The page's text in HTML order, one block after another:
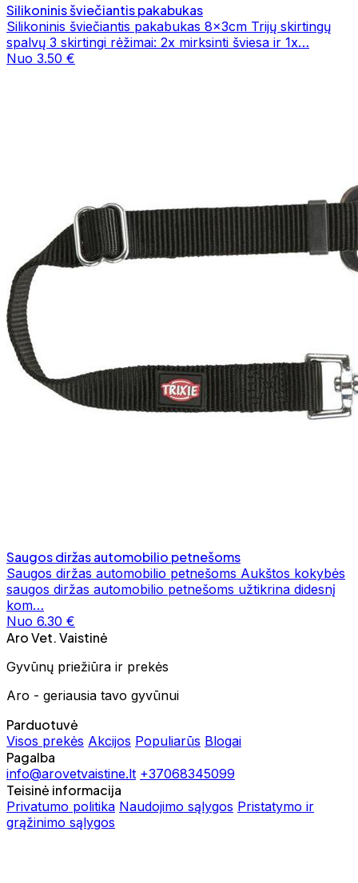
Silikoninis šviečiantis pakabukas
Silikoninis šviečiantis pakabukas 8x3cm Trijų skirtingų
spalvų 3 skirtingi rėžimai: 2x mirksinti šviesa ir 1x…
Nuo 3.50 €
Saugos diržas automobilio petnešoms
Saugos diržas automobilio petnešoms Aukštos kokybės
saugos diržas automobilio petnešoms užtikrina didesnį
kom…
Nuo 6.30 €
Aro Vet. Vaistinė
Gyvūnų priežiūra ir prekės
Aro - geriausia tavo gyvūnui
Parduotuvė
Visos prekės Akcijos Populiarūs Blogai
Pagalba
info@arovetvaistine.lt +37068345099
Teisinė informacija
Privatumo politika Naudojimo sąlygos Pristatymo ir
grąžinimo sąlygos